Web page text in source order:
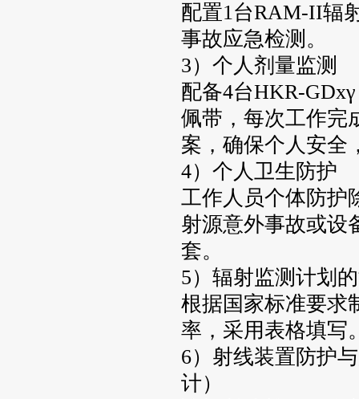
配置1台RAM-II辐
事故应急检测。
3）个人剂量监测
配备4台HKR-GDxγ
佩带，每次工作完
案，确保个人安全
4）个人卫生防护
工作人员个体防护
射源意外事故或设
套。
5）辐射监测计划
根据国家标准要求
率，采用表格填写
6）射线装置防护
计）